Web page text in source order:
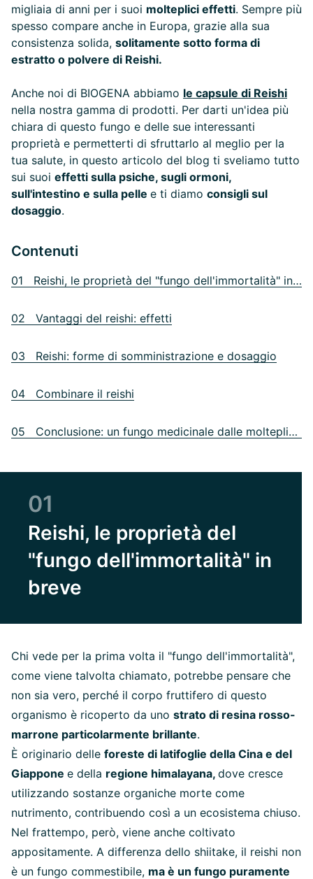
migliaia di anni per i suoi molteplici effetti. Sempre più
spesso compare anche in Europa, grazie alla sua
consistenza solida, solitamente sotto forma di
estratto o polvere di Reishi.
Anche noi di BIOGENA abbiamo le capsule di Reishi
nella nostra gamma di prodotti. Per darti un'idea più
chiara di questo fungo e delle sue interessanti
proprietà e permetterti di sfruttarlo al meglio per la
tua salute, in questo articolo del blog ti sveliamo tutto
sui suoi effetti sulla psiche, sugli ormoni,
sull'intestino e sulla pelle e ti diamo consigli sul
dosaggio.
Contenuti
01 Reishi, le proprietà del "fungo dell'immortalità" in breve
02 Vantaggi del reishi: effetti
03 Reishi: forme di somministrazione e dosaggio
04 Combinare il reishi
05 Conclusione: un fungo medicinale dalle molteplici proprietà
01
Reishi, le proprietà del
"fungo dell'immortalità" in
breve
Chi vede per la prima volta il "fungo dell'immortalità",
come viene talvolta chiamato, potrebbe pensare che
non sia vero, perché il corpo fruttifero di questo
organismo è ricoperto da uno strato di resina rosso-
marrone particolarmente brillante.
È originario delle foreste di latifoglie della Cina e del
Giappone e della regione himalayana, dove cresce
utilizzando sostanze organiche morte come
nutrimento, contribuendo così a un ecosistema chiuso.
Nel frattempo, però, viene anche coltivato
appositamente. A differenza dello shiitake, il reishi non
è un fungo commestibile, ma è un fungo puramente